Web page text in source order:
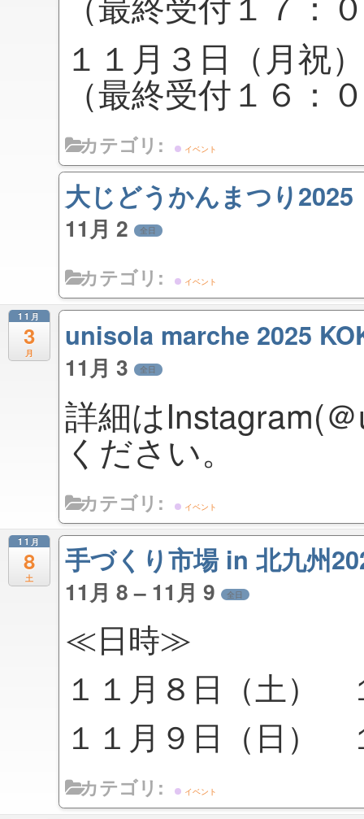
１１月３日（月祝
（最終受付１６：
カテゴリ: イベント
大じどうかんまつり2025
11月 2 全日
カテゴリ: イベント
11月
3
月
unisola marche 2025
11月 3 全日
詳細はInstagram(
ください。
カテゴリ: イベント
11月
8
土
手づくり市場 in 北九州
11月 8 – 11月 9 全日
≪日時≫
１１月８日（土
１１月９日（日
カテゴリ: イベント